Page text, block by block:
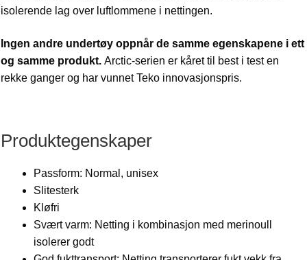
isolerende lag over luftlommene i nettingen.
Ingen andre undertøy oppnår de samme egenskapene i ett
og samme produkt. Arctic-serien er kåret til best i test en
rekke ganger og har vunnet Teko innovasjonspris.
Produktegenskaper
Passform: Normal, unisex
Slitesterk
Kløfri
Svært varm: Netting i kombinasjon med merinoull
isolerer godt